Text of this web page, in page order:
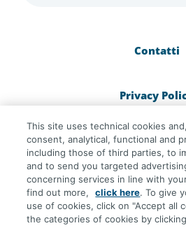
Contatti
Privacy
Cookie
Dichiarazione di
This site uses technical cookies
consent, analytical, functional and
including those of third parties, to
and to send you targeted
concerning services in line with
find out more,
click here. To give
use of cookies, click on "Accept all
the categories of cookies by